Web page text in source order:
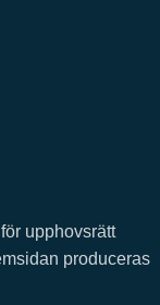
upphovsrätt
produceras